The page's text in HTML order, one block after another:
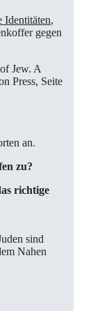
Identitäten,
gegen
Jew. A
Press, Seite
an.
zu?
richtige
sind
Nahen